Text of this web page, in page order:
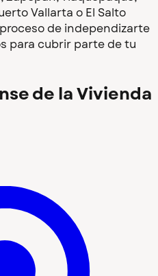
Vallarta o El Salto
de independizarte
para cubrir parte de tu
de la Vivienda